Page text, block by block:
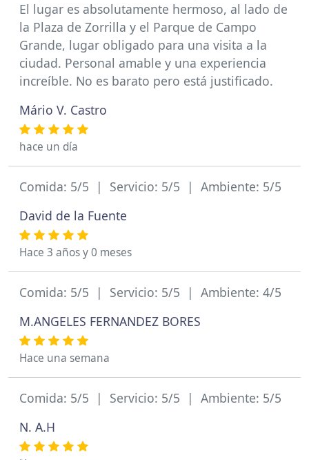
El lugar es absolutamente hermoso, al lado de
la Plaza de Zorrilla y el Parque de Campo
Grande, lugar obligado para una visita a la
ciudad. Personal amable y una experiencia
increíble. No es barato pero está justificado.
Mário V. Castro
hace un día
Comida: 5/5 | Servicio: 5/5 | Ambiente: 5/5
David de la Fuente
Hace 3 años y 0 meses
Comida: 5/5 | Servicio: 5/5 | Ambiente: 4/5
M.ANGELES FERNANDEZ BORES
Hace una semana
Comida: 5/5 | Servicio: 5/5 | Ambiente: 5/5
N. A.H